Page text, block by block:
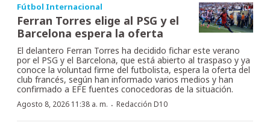
Fútbol Internacional
Ferran Torres elige al PSG y el
Barcelona espera la oferta
El delantero Ferran Torres ha decidido fichar este verano
por el PSG y el Barcelona, que está abierto al traspaso y ya
conoce la voluntad firme del futbolista, espera la oferta del
club francés, según han informado varios medios y han
confirmado a EFE fuentes conocedoras de la situación.
Agosto 8, 2026 11:38 a. m. · Redacción D10